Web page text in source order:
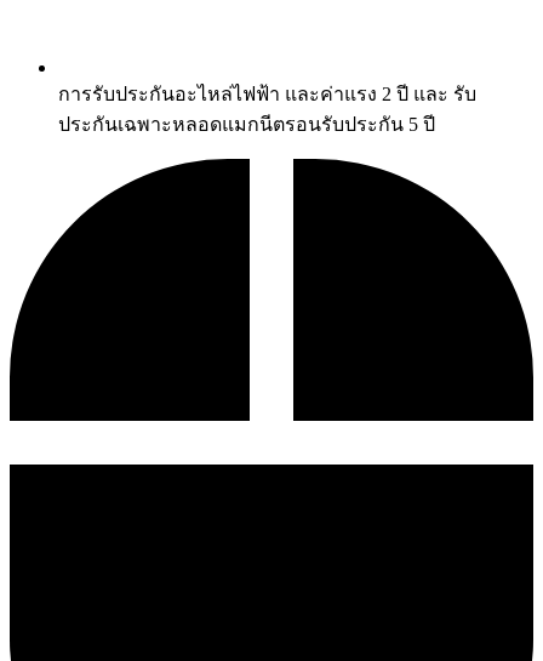
การรับประกันอะไหล่ไฟฟ้า และค่าแรง 2 ปี และ รับ
ประกันเฉพาะหลอดแมกนีตรอนรับประกัน 5 ปี